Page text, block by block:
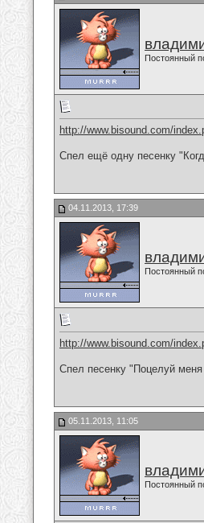
Постоянный
http://www.bisound.com/
Спел ещё одну песенку
04.11.2013, 17:39
Постоянный
http://www.bisound.com/
Спел песенку "Поцелуй
05.11.2013, 11:05
Постоянный